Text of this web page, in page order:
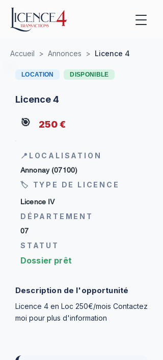
Accueil > Annonces > Licence 4
LOCATION DISPONIBLE
Licence 4
🎯 250 €
📍LOCALISATION
Annonay (07100)
🏷 TYPE DE LICENCE
Licence IV
DÉPARTEMENT
07
STATUT
Dossier prêt
Description de l'opportunité
Licence 4 en Loc 250€/mois Contactez
moi pour plus d'information